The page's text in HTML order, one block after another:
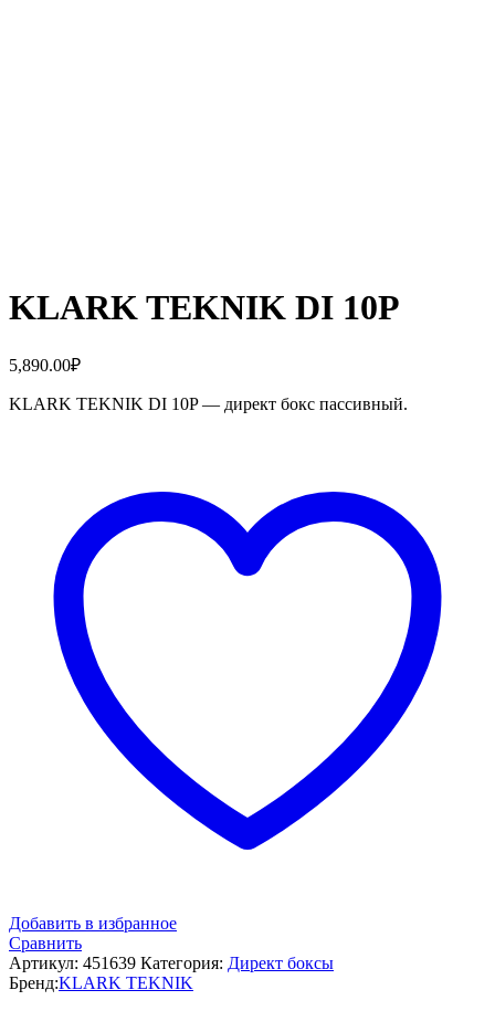
KLARK TEKNIK DI 10P
5,890.00₽
KLARK TEKNIK DI 10P — директ бокс пассивный.
Добавить в избранное
Сравнить
Артикул: 451639 Категория: Директ боксы
Бренд:KLARK TEKNIK